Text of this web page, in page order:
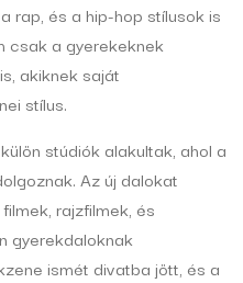
rap, és a hip-hop stílusok is
csak a gyerekeknek
akiknek saját
stílus.
stúdiók alakultak, ahol a
Az új dalokat
rajzfilmek, és
gyerekdaloknak
ismét divatba jött, és a